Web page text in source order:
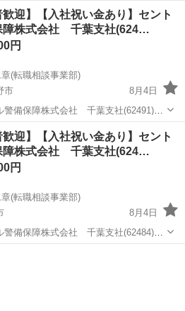
部候補として育成していくことを想定
歓迎】【入社祝い金あり】セント
障株式会社 千葉支社(624…
円
(転職相談事業部)
市
8月4日
警備保障株式会社 千葉支社(62491)の
材紹介】 【職種】警備員・警備関連
未経験
歓迎】【入社祝い金あり】セント
障株式会社 千葉支社(624…
円
(転職相談事業部)
8月4日
警備保障株式会社 千葉支社(62484)の